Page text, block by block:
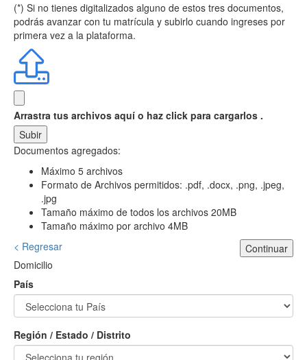
(*) Si no tienes digitalizados alguno de estos tres documentos,
podrás avanzar con tu matrícula y subirlo cuando ingreses por
primera vez a la plataforma.
Arrastra tus archivos aquí o haz click para cargarlos .
Subir
Documentos agregados:
Máximo 5 archivos
Formato de Archivos permitidos: .pdf, .docx, .png, .jpeg,
.jpg
Tamaño máximo de todos los archivos 20MB
Tamaño máximo por archivo 4MB
< Regresar
Continuar
Domicilio
País
Región / Estado / Distrito